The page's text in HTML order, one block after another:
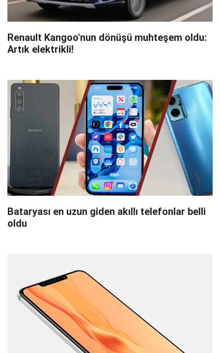
Renault Kangoo'nun dönüşü muhteşem oldu:
Artık elektrikli!
Bataryası en uzun giden akıllı telefonlar belli
oldu